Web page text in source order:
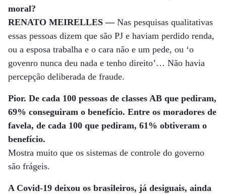
moral?
RENATO MEIRELLES —Nas pesquisas qualitativas
essas pessoas dizem que são PJ e haviam perdido renda,
ou a esposa trabalha e o cara não e um pede, ou ‘o
govenro nunca deu nada e tenho direito’… Não havia
percepção deliberada de fraude.
Pior. De cada 100 pessoas de classes AB que pediram,
69% conseguiram o benefício. Entre os moradores de
favela, de cada 100 que pediram, 61% obtiveram o
benefício.
Mostra muito que os sistemas de controle do governo
são frágeis.
A Covid-19 deixou os brasileiros, já desiguais, ainda